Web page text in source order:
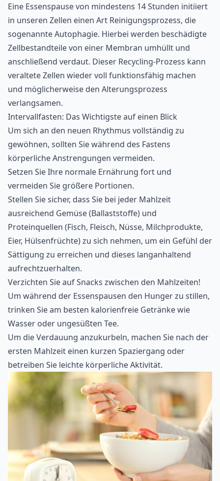
Eine Essenspause von mindestens 14 Stunden initiiert
in unseren Zellen einen Art Reinigungsprozess, die
sogenannte Autophagie. Hierbei werden beschädigte
Zellbestandteile von einer Membran umhüllt und
anschließend verdaut. Dieser Recycling-Prozess kann
veraltete Zellen wieder voll funktionsfähig machen
und möglicherweise den Alterungsprozess
verlangsamen.
Intervallfasten: Das Wichtigste auf einen Blick
Um sich an den neuen Rhythmus vollständig zu
gewöhnen, sollten Sie während des Fastens
körperliche Anstrengungen vermeiden.
Setzen Sie Ihre normale Ernährung fort und
vermeiden Sie größere Portionen.
Stellen Sie sicher, dass Sie bei jeder Mahlzeit
ausreichend Gemüse (Ballaststoffe) und
Proteinquellen (Fisch, Fleisch, Nüsse, Milchprodukte,
Eier, Hülsenfrüchte) zu sich nehmen, um ein Gefühl der
Sättigung zu erreichen und dieses langanhaltend
aufrechtzuerhalten.
Verzichten Sie auf Snacks zwischen den Mahlzeiten!
Um während der Essenspausen den Hunger zu stillen,
trinken Sie am besten kalorienfreie Getränke wie
Wasser oder ungesüßten Tee.
Um die Verdauung anzukurbeln, machen Sie nach der
ersten Mahlzeit einen kurzen Spaziergang oder
betreiben Sie leichte körperliche Aktivität.